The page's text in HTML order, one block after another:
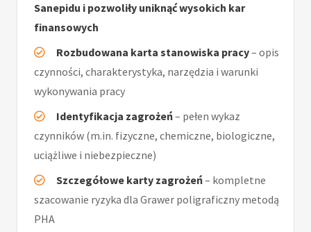
Sanepidu i pozwoliły uniknąć wysokich kar
finansowych
Rozbudowana karta stanowiska pracy– opis
czynności, charakterystyka, narzędzia i warunki
wykonywania pracy
Identyfikacja zagrożeń– pełen wykaz
czynników (m.in. fizyczne, chemiczne, biologiczne,
uciążliwe i niebezpieczne)
Szczegółowe karty zagrożeń– kompletne
szacowanie ryzyka dla Grawer poligraficzny metodą
PHA